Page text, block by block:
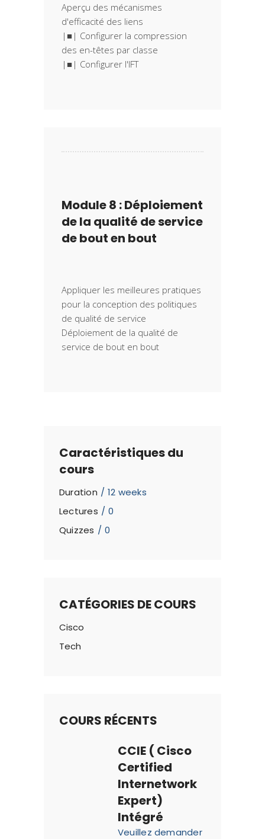
Aperçu des mécanismes
d'efficacité des liens
|■| Configurer la compression
des en-têtes par classe
Module 8 : Déploiement
de la qualité de service
de bout en bout
Appliquer les meilleures pratiques
pour la conception des politiques
de qualité de service
Déploiement de la qualité de
Caractéristiques du
cours
Duration
12 weeks
Lectures
0
Quizzes
0
CATÉGORIES DE COURS
Cisco
Tech
COURS RÉCENTS
CCIE ( Cisco
Certified
Internetwork
Expert)
Intégré
Veuillez demander